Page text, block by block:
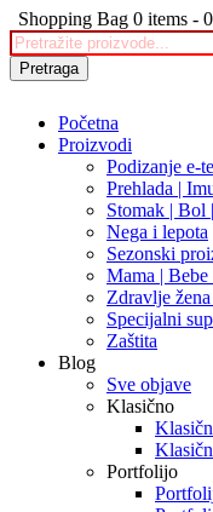
Shopping Bag 0 items -
Products
search
Pretraga
Početna
Proizvodi
Podizanje e-
Prehlada |
Stomak | Bol
Nega i lepota
Sezonski
Mama |
Zdravlje
Specijalni
Zaštita
Blog
Sve objave
Klasično
Portfolijo